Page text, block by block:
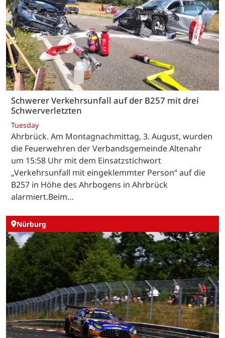
Schwerer Verkehrsunfall auf der B257 mit drei
Schwerverletzten
Tuesday
Ahrbrück. Am Montagnachmittag, 3. August, wurden
die Feuerwehren der Verbandsgemeinde Altenahr
um 15:58 Uhr mit dem Einsatzstichwort
„Verkehrsunfall mit eingeklemmter Person“ auf die
B257 in Höhe des Ahrbogens in Ahrbrück
alarmiert.Beim…
Nürburg